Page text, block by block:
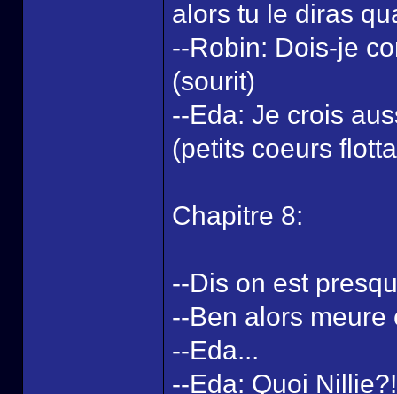
alors tu le diras
--Robin: Dois-je
(sourit)
--Eda: Je crois
(petits coeurs
Chapitre 8:
--Dis on est
--Ben alors meure
--Eda...
--Eda: Quoi